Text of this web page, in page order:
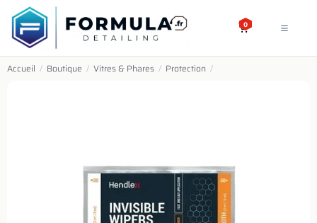
SE RENDRE AU CONTENU
0
Accueil / Boutique / Vitres & Phares / Protection /